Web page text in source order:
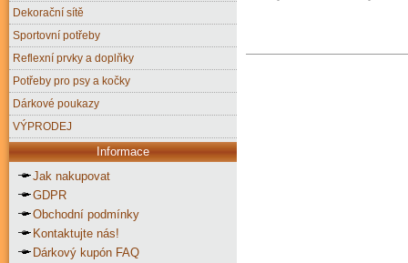
Dekorační sítě
Sportovní potřeby
Reflexní prvky a doplňky
Potřeby pro psy a kočky
Dárkové poukazy
VÝPRODEJ
Informace
Jak nakupovat
GDPR
Obchodní podmínky
Kontaktujte nás!
Dárkový kupón FAQ